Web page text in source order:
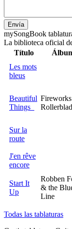
Envía
mySongBook
La biblioteca oficial
Título
Les mots
bleus
Beautiful
Things
Sur la
route
J'en rêve
encore
Start It
Up
Robben
& the
Line
Todas las tablaturas